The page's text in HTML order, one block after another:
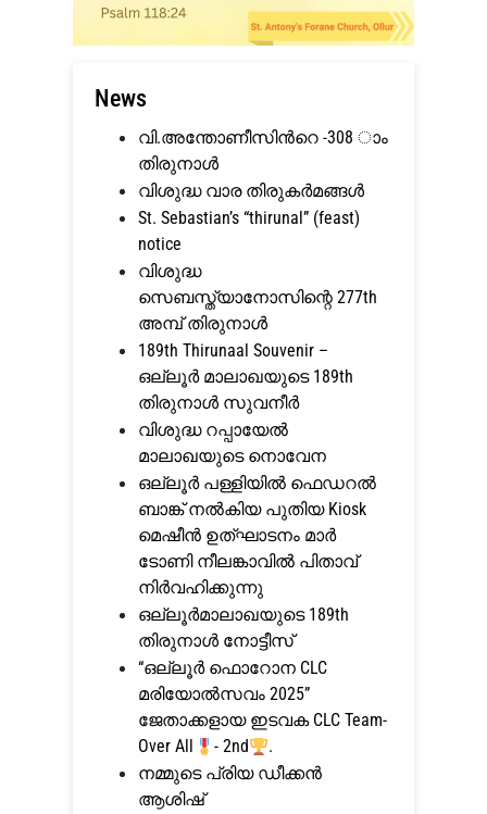
News
വി.അന്തോണീസിന്‍റെ -308 ാം
തിരുനാള്‍
വിശുദ്ധ വാര തിരുകര്‍മങ്ങള്‍
St. Sebastian’s “thirunal” (feast)
notice
വിശുദ്ധ
സെബസ്ത്യാനോസിന്റെ 277th
അമ്പ് തിരുനാള്‍
189th Thirunaal Souvenir –
ഒല്ലൂര്‍ മാലാഖയുടെ 189th
തിരുനാള്‍ സുവനീര്‍
വിശുദ്ധ റപ്പായേല്‍
മാലാഖയുടെ നൊവേന
ഒല്ലൂര്‍ പള്ളിയില്‍ ഫെഡറല്‍
ബാങ്ക് നല്‍കിയ പുതിയ Kiosk
മെഷീന്‍ ഉത്ഘാടനം മാർ
ടോണി നീലങ്കാവിൽ പിതാവ്
നിര്‍വഹിക്കുന്നു
ഒല്ലൂര്‍മാലാഖയുടെ 189th
തിരുനാള്‍ നോട്ടീസ്
“ഒല്ലൂര്‍ ഫൊറോന CLC
മരിയോല്‍സവം 2025”
ജേതാക്കളായ ഇടവക CLC Team-
Over All
- 2nd .
നമ്മുടെ പ്രിയ ഡീക്കൻ
ആശിഷ്